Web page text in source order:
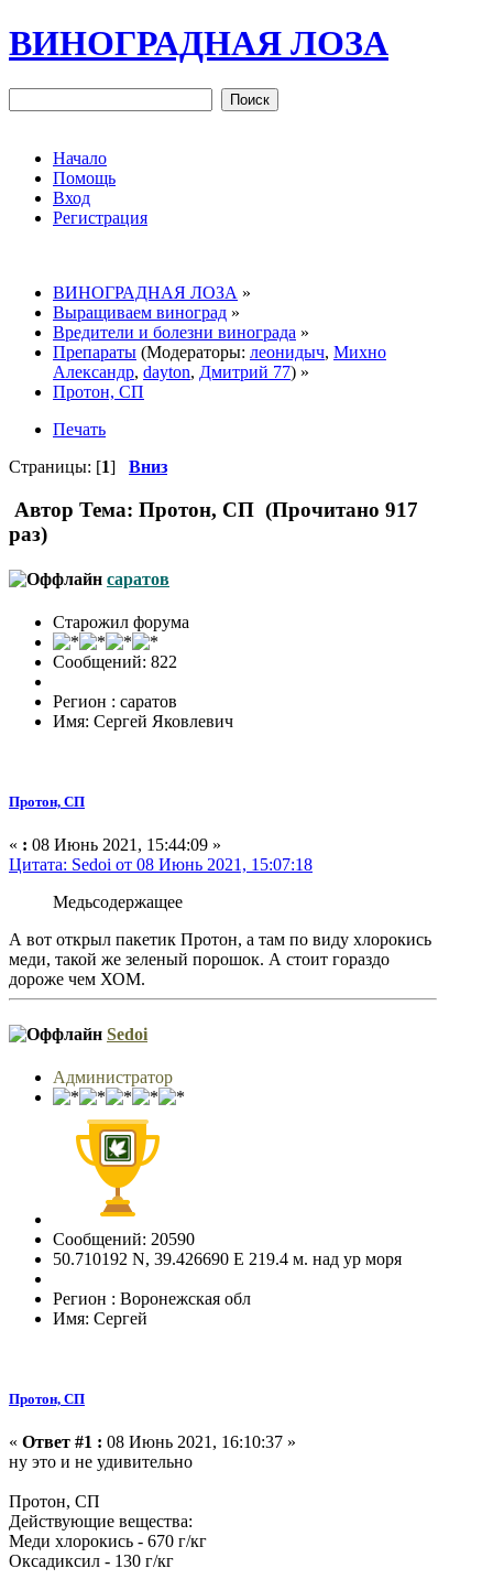
ВИНОГРАДНАЯ ЛОЗА
Начало
Помощь
Вход
Регистрация
ВИНОГРАДНАЯ ЛОЗА »
Выращиваем виноград »
Вредители и болезни винограда »
Препараты (Модераторы: леонидыч, Михно
Александр, dayton, Дмитрий 77) »
Протон, СП
Печать
Страницы: [1] Вниз
Автор Тема: Протон, СП (Прочитано 917
раз)
саратов
Старожил форума
Сообщений: 822
Регион : саратов
Имя: Сергей Яковлевич
Протон, СП
« : 08 Июнь 2021, 15:44:09 »
Цитата: Sedoi от 08 Июнь 2021, 15:07:18
Медьсодержащее
А вот открыл пакетик Протон, а там по виду хлорокись
меди, такой же зеленый порошок. А стоит гораздо
дороже чем ХОМ.
Sedoi
Администратор
Сообщений: 20590
50.710192 N, 39.426690 E 219.4 м. над ур моря
Регион : Воронежская обл
Имя: Сергей
Протон, СП
« Ответ #1 : 08 Июнь 2021, 16:10:37 »
ну это и не удивительно
Протон, СП
Действующие вещества:
Меди хлорокись - 670 г/кг
Оксадиксил - 130 г/кг